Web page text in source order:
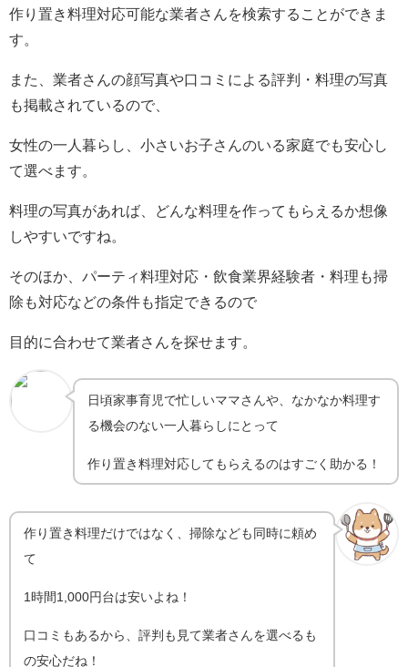
作り置き料理対応可能な業者さんを検索することができま
す。
また、業者さんの顔写真や口コミによる評判・料理の写真
も掲載されているので、
女性の一人暮らし、小さいお子さんのいる家庭でも安心し
て選べます。
料理の写真があれば、どんな料理を作ってもらえるか想像
しやすいですね。
そのほか、パーティ料理対応・飲食業界経験者・料理も掃
除も対応などの条件も指定できるので
目的に合わせて業者さんを探せます。
日頃家事育児で忙しいママさんや、なかなか料理す
る機会のない一人暮らしにとって
作り置き料理対応してもらえるのはすごく助かる！
作り置き料理だけではなく、掃除なども同時に頼め
て
1時間1,000円台は安いよね！
口コミもあるから、評判も見て業者さんを選べるも
の安心だね！